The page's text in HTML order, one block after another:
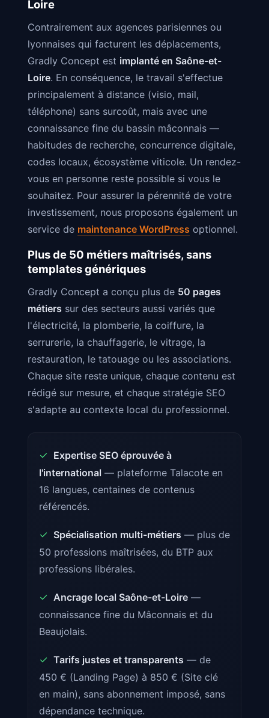
Loire
Contrairement aux agences parisiennes ou
lyonnaises qui facturent les déplacements,
Gradly Concept est implanté en Saône-et-
Loire. En conséquence, le travail s'effectue
principalement à distance (visio, mail,
téléphone) sans surcoût, mais avec une
connaissance fine du bassin mâconnais —
habitudes de recherche, concurrence digitale,
codes locaux, écosystème viticole. Un rendez-
vous en personne reste possible si vous le
souhaitez. Pour assurer la pérennité de votre
investissement, nous proposons également un
service de maintenance WordPress optionnel.
Plus de 50 métiers maîtrisés, sans
templates génériques
Gradly Concept a conçu plus de 50 pages
métiers sur des secteurs aussi variés que
l'électricité, la plomberie, la coiffure, la
serrurerie, la chauffagerie, le vitrage, la
restauration, le tatouage ou les associations.
Chaque site reste unique, chaque contenu est
rédigé sur mesure, et chaque stratégie SEO
s'adapte au contexte local du professionnel.
✓ Expertise SEO éprouvée à
l'international — plateforme Talacote en
16 langues, centaines de contenus
référencés.
✓ Spécialisation multi-métiers — plus de
50 professions maîtrisées, du BTP aux
professions libérales.
✓ Ancrage local Saône-et-Loire —
connaissance fine du Mâconnais et du
Beaujolais.
✓ Tarifs justes et transparents — de
450 € (Landing Page) à 850 € (Site clé
en main), sans abonnement imposé, sans
dépendance technique.